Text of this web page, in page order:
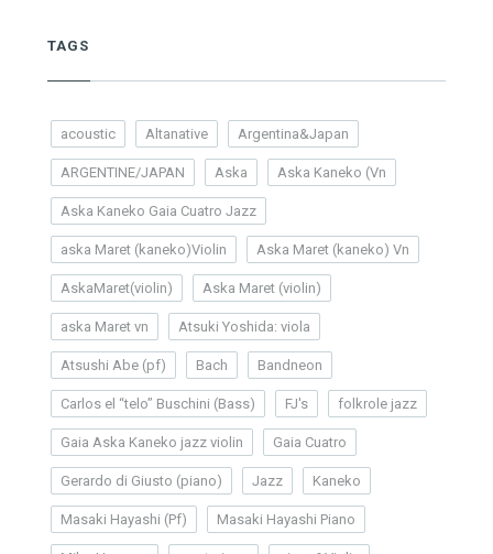
TAGS
acoustic Altanative Argentina&Japan
ARGENTINE/JAPAN Aska Aska Kaneko (Vn
Aska Kaneko Gaia Cuatro Jazz
aska Maret (kaneko)Violin Aska Maret (kaneko) Vn
AskaMaret(violin) Aska Maret (violin)
aska Maret vn Atsuki Yoshida: viola
Atsushi Abe (pf) Bach Bandneon
Carlos el “telo” Buschini (Bass) FJ's folkrole jazz
Gaia Aska Kaneko jazz violin Gaia Cuatro
Gerardo di Giusto (piano) Jazz Kaneko
Masaki Hayashi (Pf) Masaki Hayashi Piano